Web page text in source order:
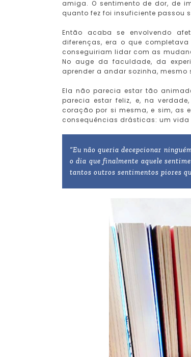
amiga. O sentimento de dor, de
quanto fez foi insuficiente passou
Então acaba se envolvendo
diferenças, era o que
conseguiriam lidar com as
No auge da faculdade, da
aprender a andar sozinha,
Ela não parecia estar tão
parecia estar feliz, e, na
coração por si mesma, e sim, as
consequências drásticas: um
“Eu não queria decepcionar
o dia que finalmente aquele
tantos outros sentimentos piores